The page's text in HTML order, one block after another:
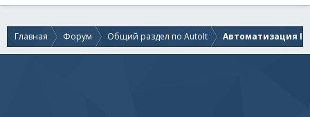
Главная Форум Общий раздел по AutoIt Автоматизация